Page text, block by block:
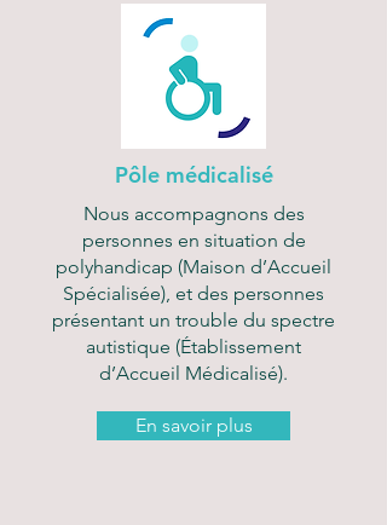
Pôle médicalisé
Nous accompagnons des
personnes en situation de
polyhandicap (Maison d’Accueil
Spécialisée), et des personnes
présentant un trouble du spectre
autistique (Établissement
d’Accueil Médicalisé).
En savoir plus